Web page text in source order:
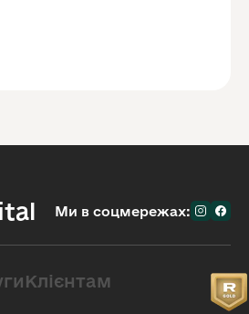
Ми в соцмережах:
Клієнтам